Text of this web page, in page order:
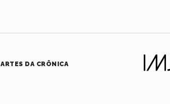
ARTES DA CRÔNICA